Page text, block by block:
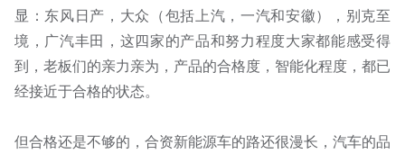
显：东风日产，大众（包括上汽，一汽和安徽），别克至
境，广汽丰田，这四家的产品和努力程度大家都能感受得
到，老板们的亲力亲为，产品的合格度，智能化程度，都已
经接近于合格的状态。
但合格还是不够的，合资新能源车的路还很漫长，汽车的品